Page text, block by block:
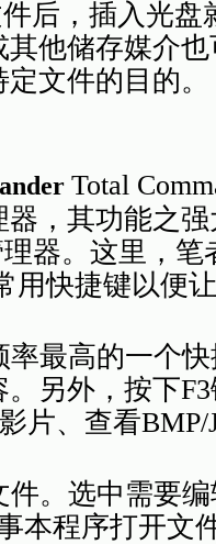
后，插入光盘
他储存媒介
文件的目的。
Total
，其功能之
器。这里，
用快捷键以便
最高的一个快
另外，按下
片、查看BMP/
。选中需要编
本程序打开文